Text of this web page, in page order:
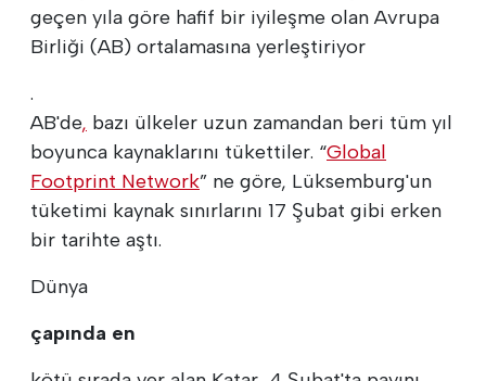
geçen yıla göre hafif bir iyileşme olan Avrupa
Birliği (AB) ortalamasına yerleştiriyor
.
AB'de, bazı ülkeler uzun zamandan beri tüm yıl
boyunca kaynaklarını tükettiler. “Global
Footprint Network” ne göre, Lüksemburg'un
tüketimi kaynak sınırlarını 17 Şubat gibi erken
bir tarihte aştı.
Dünya
çapında en